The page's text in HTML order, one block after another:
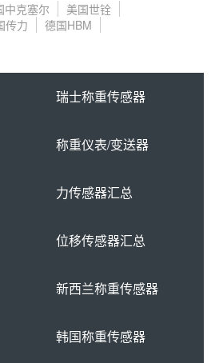
中克塞尔
美国世铨
传力
德国HBM
瑞士称重传感器
称重仪表/变送器
力传感器汇总
位移传感器汇总
新西兰称重传感器
韩国称重传感器